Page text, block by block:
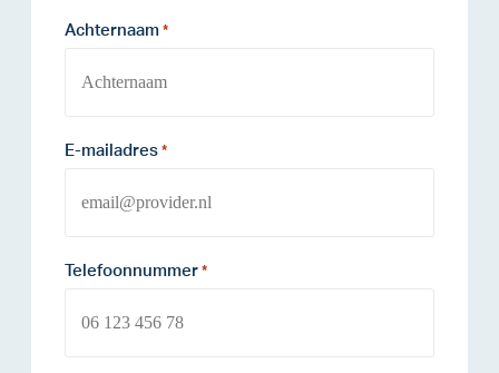
Achternaam *
E-mailadres *
Telefoonnummer *